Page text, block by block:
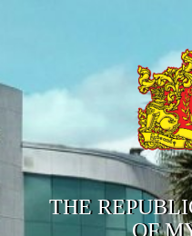
THE
OF